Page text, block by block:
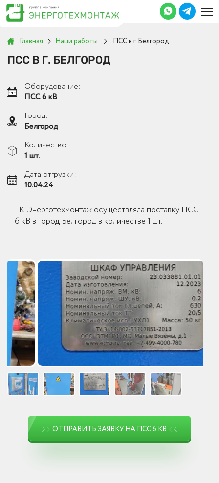
Главная Наши работы ПСС в г. Белгород
ПСС В Г. БЕЛГОРОД
Оборудование:
ПСС 6 кВ
Город:
Белгород
Количество:
1 шт.
Дата отгрузки:
10.04.24
ГК Энерготехмонтаж осуществляла поставку ПСС
6 кВ в город Белгород в количестве 1 шт.
ОТПРАВИТЬ ЗАЯВКУ НА ПСС 6 КВ